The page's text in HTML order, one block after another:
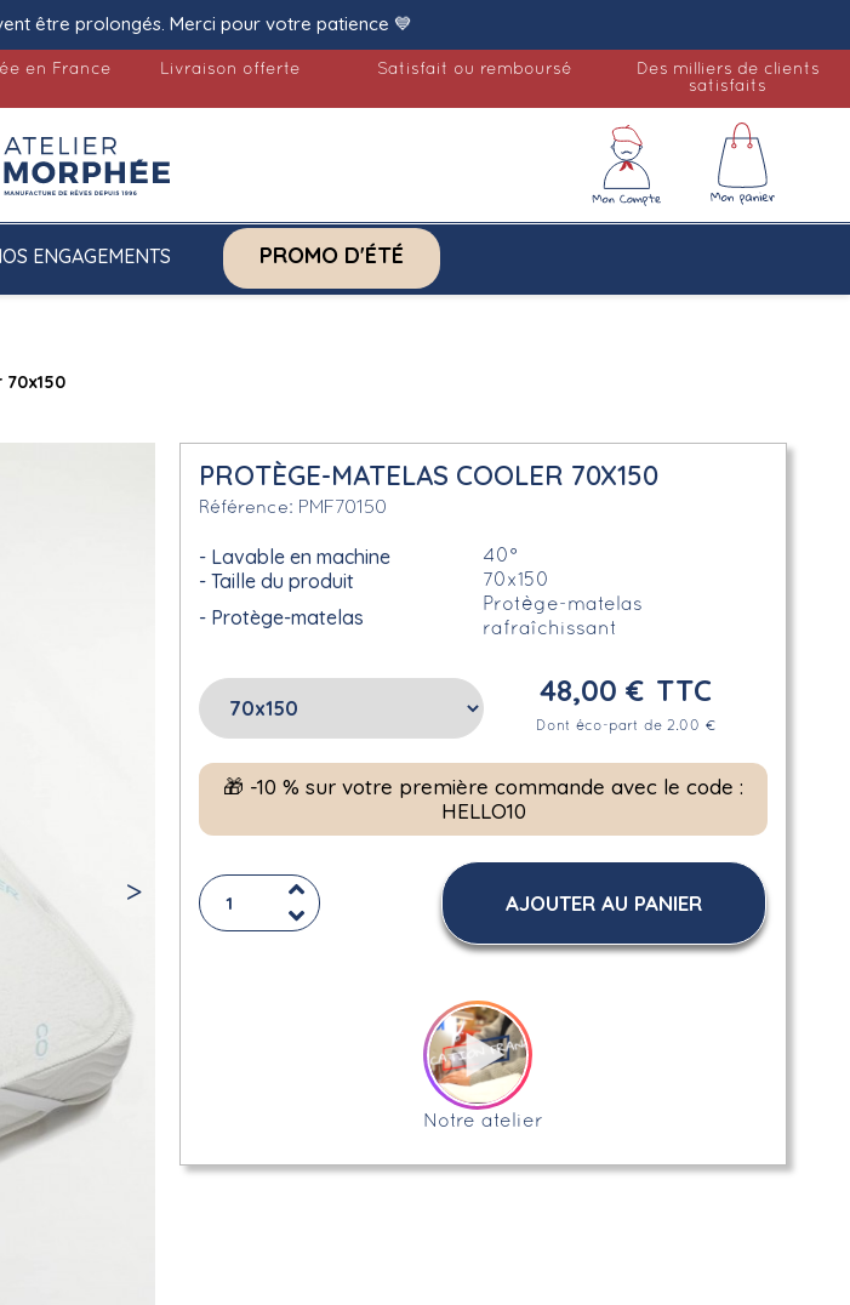
être prolongés. Merci pour votre patience 💙
en France Livraison offerte Satisfait ou remboursé
Des milliers de clients
satisfaits
ENGAGEMENTS PROMO D'ÉTÉ
PROTÈGE-MATELAS COOLER 70X150
Référence PMF70150
Lavable en machine 40°
Taille du produit 70x150
Protège-matelas
Protège-matelas
rafraîchissant
48,00 € TTC
Dont éco-part de 2.00 €
🎁 -10 % sur votre première commande avec le code :
HELLO10
AJOUTER AU PANIER
Notre atelier